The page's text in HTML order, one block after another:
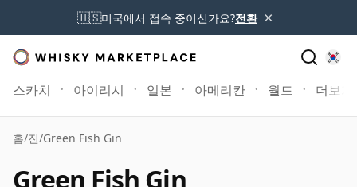
🇺🇸미국에서 접속 중이신가요?전환 ×
스카치 아이리시 일본 아메리칸 월드 더보기
홈/진/Green Fish Gin
Green Fish Gin